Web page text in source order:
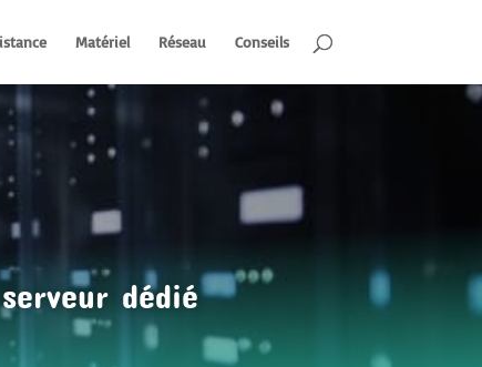
Matériel Réseau Conseils
dédié